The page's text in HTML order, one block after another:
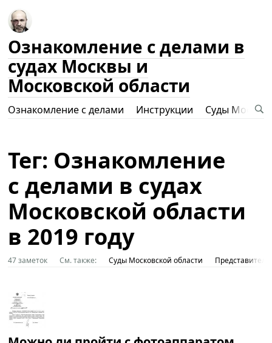
Ознакомление с делами в
судах Москвы и
Московской области
Ознакомление с делами Инструкции Суды Москвы
Тег: Ознакомление
с делами в судах
Московской области
в 2019 году
47 заметок См. также: Суды Московской области